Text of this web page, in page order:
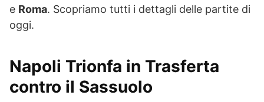
e Roma. Scopriamo tutti i dettagli delle partite di
oggi.
Napoli Trionfa in Trasferta
contro il Sassuolo